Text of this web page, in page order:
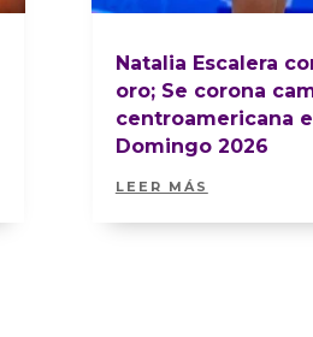
Natalia Escalera
oro; Se corona
centroamericana
Domingo 2026
LEER MÁS